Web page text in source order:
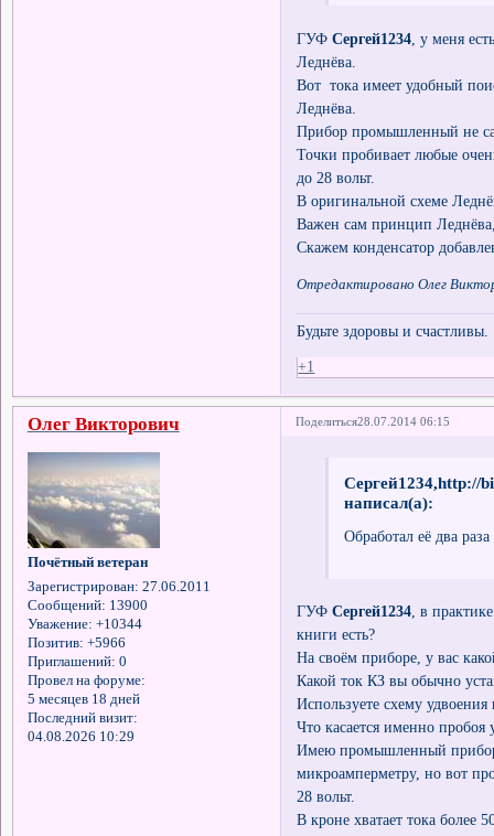
ГУФСергей1234 , у меня
Леднёва.
Вот тока имеет удобный
Леднёва.
Прибор промышленный не
Точки пробивает любые
до 28 вольт.
В оригинальной схеме
Важен сам принцип
Скажем конденсатор
Отредактировано Олег
Будьте здоровы и счастливы.
+1
Поделиться28.07.2014 06:15
Олег Викторович
Почётный ветеран
Зарегистрирован: 27.06.2011
Сообщений: 13900
Уважение: +10344
Позитив: +5966
Приглашений: 0
Провел на форуме:
5 месяцев 18 дней
Последний визит:
04.08.2026 10:29
Сергей1234,http://
написал(а):
Обработал её два
ГУФСергей1234, в
книги есть?
На своём приборе, у вас
Какой ток КЗ вы обычно
Используете схему
Что касается именно пробоя
Имею промышленный
микроамперметру, но вот
28 вольт.
В кроне хватает тока более